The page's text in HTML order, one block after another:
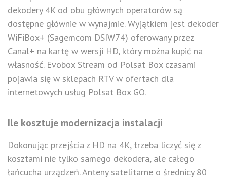
dekodery 4K od obu głównych operatorów są
dostępne głównie w wynajmie. Wyjątkiem jest dekoder
WiFiBox+ (Sagemcom DSIW74) oferowany przez
Canal+ na kartę w wersji HD, który można kupić na
własność. Evobox Stream od Polsat Box czasami
pojawia się w sklepach RTV w ofertach dla
internetowych usług Polsat Box GO.
Ile kosztuje modernizacja instalacji
Dokonując przejścia z HD na 4K, trzeba liczyć się z
kosztami nie tylko samego dekodera, ale całego
łańcucha urządzeń. Anteny satelitarne o średnicy 80